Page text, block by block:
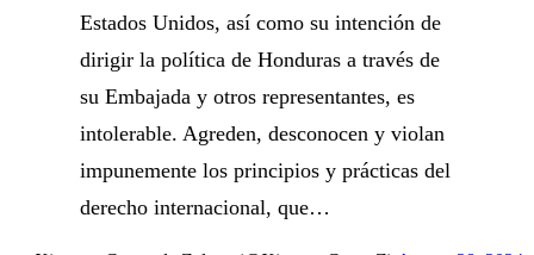
Estados Unidos, así como su intención de
dirigir la política de Honduras a través de
su Embajada y otros representantes, es
intolerable. Agreden, desconocen y violan
impunemente los principios y prácticas del
derecho internacional, que…